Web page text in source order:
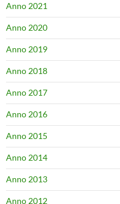
Anno 2021
Anno 2020
Anno 2019
Anno 2018
Anno 2017
Anno 2016
Anno 2015
Anno 2014
Anno 2013
Anno 2012